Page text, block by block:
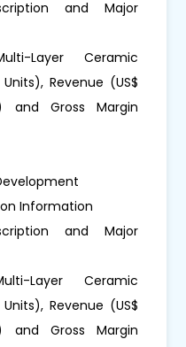
and Major
Layer Ceramic
Revenue (US$
and Gross Margin
Information
and Major
Layer Ceramic
Revenue (US$
and Gross Margin